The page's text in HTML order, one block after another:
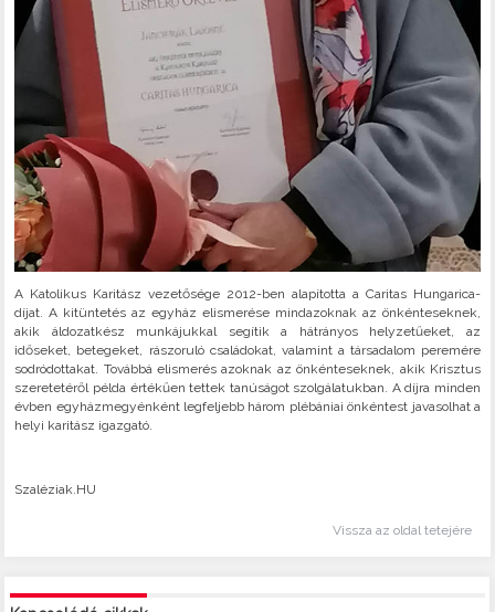
A Katolikus Karitász vezetősége 2012-ben alapította a Caritas Hungarica-
díjat. A kitüntetés az egyház elismerése mindazoknak az önkénteseknek,
akik áldozatkész munkájukkal segítik a hátrányos helyzetűeket, az
időseket, betegeket, rászoruló családokat, valamint a társadalom peremére
sodródottakat. Továbbá elismerés azoknak az önkénteseknek, akik Krisztus
szeretetéről példa értékűen tettek tanúságot szolgálatukban. A díjra minden
évben egyházmegyénként legfeljebb három plébániai önkéntest javasolhat a
helyi karitász igazgató.
Szaléziak.HU
Vissza az oldal tetejére